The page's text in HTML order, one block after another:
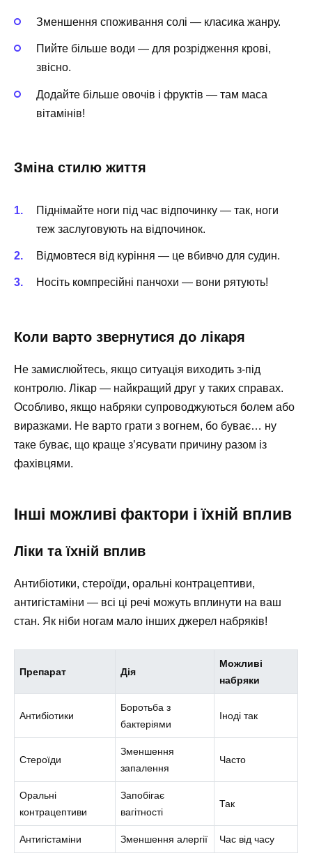
Зменшення споживання солі — класика жанру.
Пийте більше води — для розрідження крові,
звісно.
Додайте більше овочів і фруктів — там маса
вітамінів!
Зміна стилю життя
Піднімайте ноги під час відпочинку — так, ноги
теж заслуговують на відпочинок.
Відмовтеся від куріння — це вбивчо для судин.
Носіть компресійні панчохи — вони рятують!
Коли варто звернутися до лікаря
Не замислюйтесь, якщо ситуація виходить з-під
контролю. Лікар — найкращий друг у таких справах.
Особливо, якщо набряки супроводжуються болем або
виразками. Не варто грати з вогнем, бо буває… ну
таке буває, що краще з’ясувати причину разом із
фахівцями.
Інші можливі фактори і їхній вплив
Ліки та їхній вплив
Антибіотики, стероїди, оральні контрацептиви,
антигістаміни — всі ці речі можуть вплинути на ваш
стан. Як ніби ногам мало інших джерел набряків!
Препарат Дія
Можливі
набряки
Антибіотики
Боротьба з
бактеріями
Іноді так
Стероїди
Зменшення
запалення
Часто
Оральні
контрацептиви
Запобігає
вагітності
Так
Антигістаміни Зменшення алергії Час від часу